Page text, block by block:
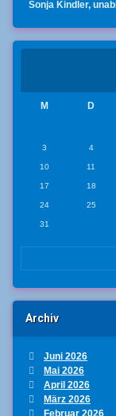
Sonja Kindler,
M D
3 4
10 11
17 18
24 25
31
Archiv
Juni 2026
Mai 2026
April 2026
März 2026
Februar 2026